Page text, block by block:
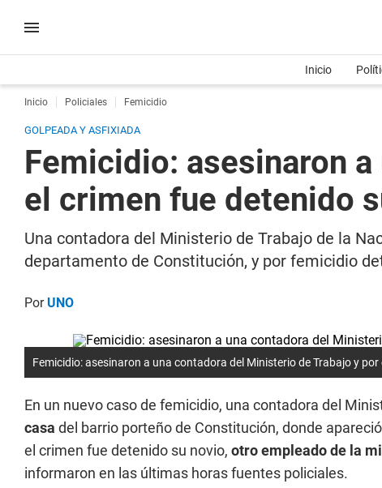
Inicio
Inicio Policiales Femicidio
GOLPEADA Y ASFIXIADA
Femicidio: asesinaron
el crimen fue detenido
Una contadora del Ministerio de Trabajo de la
departamento de Constitución, y por femicidio
PorUNO
Femicidio: asesinaron a una contadora del Ministerio de Trabajo y
En un nuevo caso de femicidio, una contadora del
casa del barrio porteño de Constitución, donde apareció
el crimen fue detenido su novio, otro empleado de la
informaron en las últimas horas fuentes policiales.